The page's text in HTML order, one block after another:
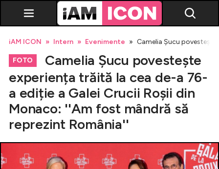
Vedete
Breaking news
Emisiuni TV
iAM ICON Intern Evenimente Camelia Șucu
FOTO
Camelia Șucu povestește
experiența trăită la cea de-a 76-
a ediție a Galei Crucii Roșii din
Monaco: ''Am fost mândră să
reprezint România''